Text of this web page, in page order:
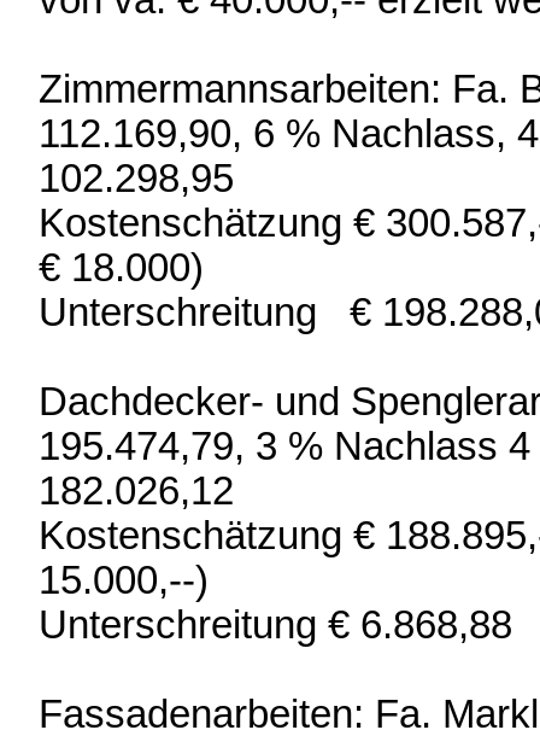
Zimmermannsarbeiten: Fa.
112.169,90, 6 % Nachlass,
102.298,95
Kostenschätzung €
€ 18.000)
Unterschreitung €
Dachdecker- und
195.474,79, 3 % Nachlass
182.026,12
Kostenschätzung €
15.000,--)
Unterschreitung € 6.868,88
Fassadenarbeiten: Fa.